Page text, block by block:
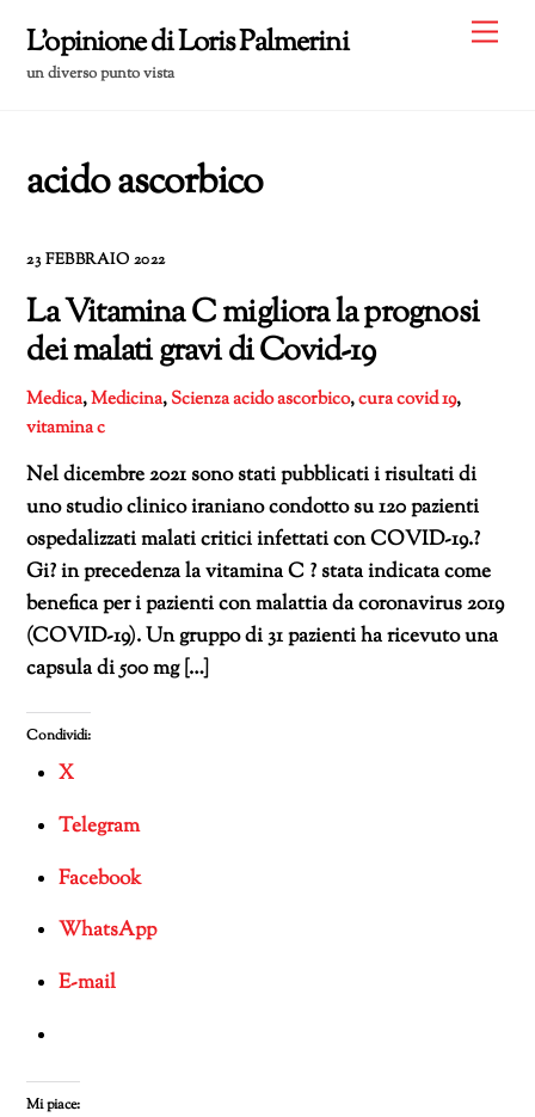
content
L'opinione di Loris Palmerini
un diverso punto vista
acido ascorbico
23 FEBBRAIO 2022
La Vitamina C migliora la prognosi
dei malati gravi di Covid-19
Medica,Medicina,Scienzaacido ascorbico,cura covid 19,
vitamina c
Nel dicembre 2021 sono stati pubblicati i risultati di
uno studio clinico iraniano condotto su 120 pazienti
ospedalizzati malati critici infettati con COVID-19.?
Gi? in precedenza la vitamina C ? stata indicata come
benefica per i pazienti con malattia da coronavirus 2019
(COVID-19). Un gruppo di 31 pazienti ha ricevuto una
capsula di 500 mg […]
Condividi:
X
Telegram
Facebook
WhatsApp
E-mail
Mi piace: